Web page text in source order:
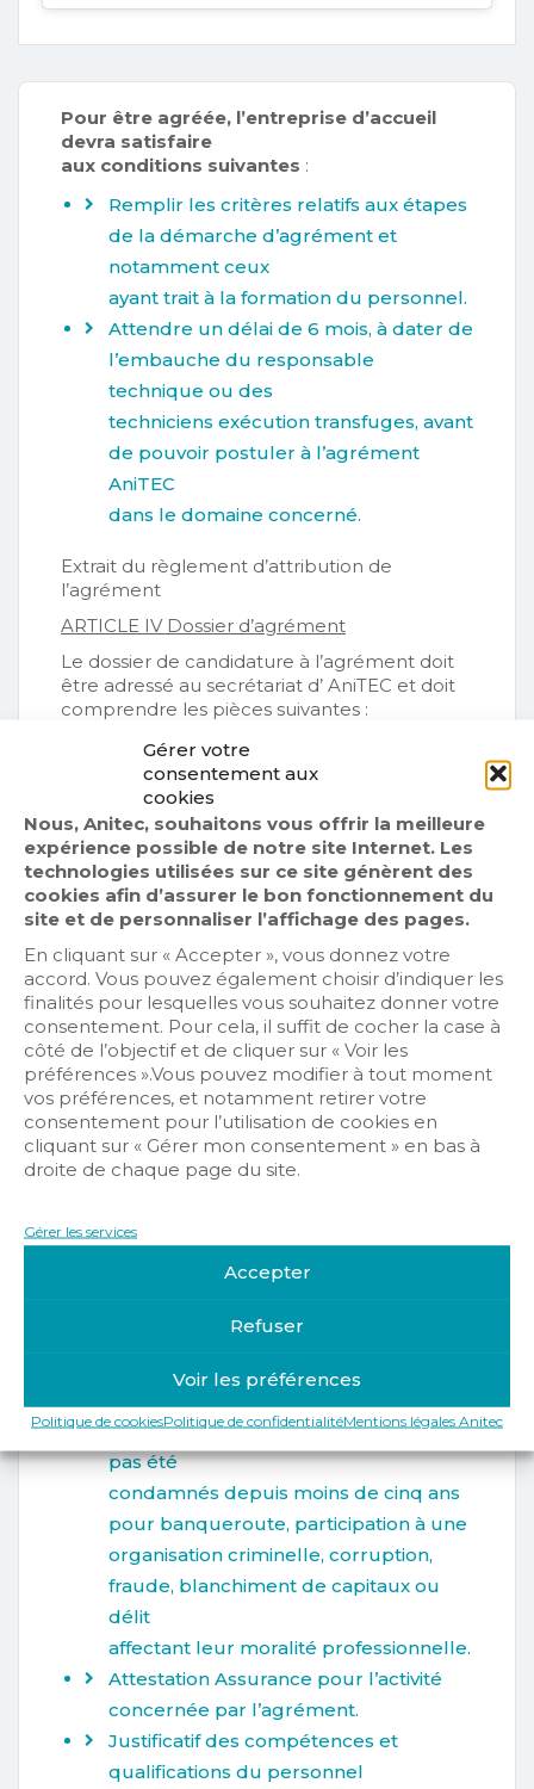
Gérer votre
consentement aux
cookies
Nous, Anitec, souhaitons vous offrir la meilleure
expérience possible de notre site Internet. Les
technologies utilisées sur ce site génèrent des
cookies afin d’assurer le bon fonctionnement du
site et de personnaliser l’affichage des pages.
En cliquant sur « Accepter », vous donnez votre
accord. Vous pouvez également choisir d’indiquer les
finalités pour lesquelles vous souhaitez donner votre
consentement. Pour cela, il suffit de cocher la case à
côté de l’objectif et de cliquer sur « Voir les
préférences ».Vous pouvez modifier à tout moment
vos préférences, et notamment retirer votre
consentement pour l’utilisation de cookies en
cliquant sur « Gérer mon consentement » en bas à
droite de chaque page du site.
Gérer les services
Accepter
Refuser
Voir les préférences
Politique de cookiesPolitique de confidentialitéMentions légales Anitec
Pour être agréée, l’entreprise d’accueil
devra satisfaire
aux conditions suivantes :
Remplir les critères relatifs aux étapes
de la démarche d’agrément et
notamment ceux
ayant trait à la formation du personnel.
Attendre un délai de 6 mois, à dater de
l’embauche du responsable
technique ou des
techniciens exécution transfuges, avant
de pouvoir postuler à l’agrément
AniTEC
dans le domaine concerné.
Extrait du règlement d’attribution de
l’agrément
ARTICLE IV Dossier d’agrément
Le dossier de candidature à l’agrément doit
être adressé au secrétariat d’ AniTEC et doit
comprendre les pièces suivantes :
Fiche de présentation de l’entreprise.
Extrait Kbis et/ou inscription à la
Chambre des Métiers
Documents justifiant que l’entreprise
est à jour du versement de ses
cotisations
(Attestations de l’URSSAF, de moins de
3 mois à la date de dépôt du dossier,
attestation sur l’honneur du paiement
des impôts et taxes.)
Déclaration sur l’honneur que
l’entreprise n’est pas en état de
liquidation judiciaire
ou de cessation d’activité, et qu’elle
n’appartient pas à une société dont le
est situé dans un pays avec lequel tout
commerce est interdit,
dirigeants de droit ou de fait n’ont pas
fait l’objet
décision de faillite personnelle et n’ont
pas été
condamnés depuis moins de cinq ans
pour banqueroute, participation à une
organisation criminelle, corruption,
fraude, blanchiment de capitaux ou
délit
affectant leur moralité professionnelle.
Attestation Assurance pour l’activité
concernée par l’agrément.
Justificatif des compétences et
qualifications du personnel